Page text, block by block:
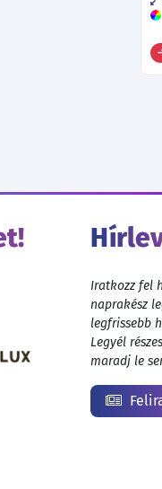
Iratkozz fel
naprakész
legfrissebb
Legyél
maradj le